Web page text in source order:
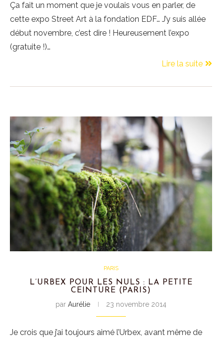
Ça fait un moment que je voulais vous en parler, de
cette expo Street Art à la fondation EDF… J’y suis allée
début novembre, c’est dire ! Heureusement l’expo
(gratuite !)…
Lire la suite
PARIS
L’URBEX POUR LES NULS : LA PETITE
CEINTURE (PARIS)
par Aurélie 23 novembre 2014
Je crois que j’ai toujours aimé l’Urbex, avant même de